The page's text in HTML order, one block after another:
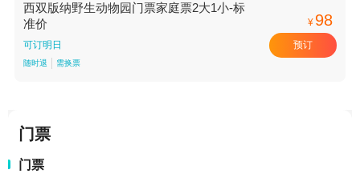
西双版纳野生动物园门票家庭票2大1小-标
准价
可订明日
随时退 需换票
¥ 98
预订
门票
门票